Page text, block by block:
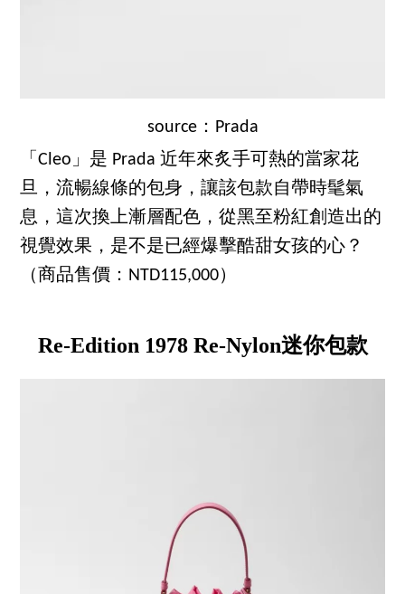
source：Prada
「Cleo」是 Prada 近年來炙手可熱的當家花
旦，流暢線條的包身，讓該包款自帶時髦氣
息，這次換上漸層配色，從黑至粉紅創造出的
視覺效果，是不是已經爆擊酷甜女孩的心？
（商品售價：NTD115,000）
Re-Edition 1978 Re-Nylon迷你包款